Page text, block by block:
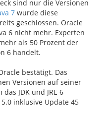
sind nur die Versionen
7 wurde diese
geschlossen. Oracle
6 nicht mehr. Experten
als 50 Prozent der
6 handelt.
bestätigt. Das
Versionen auf seiner
JDK und JRE 6
5.0 inklusive Update 45